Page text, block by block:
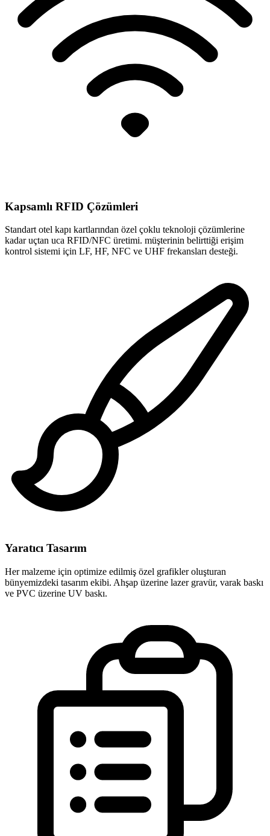
Kapsamlı RFID Çözümleri
Standart otel kapı kartlarından özel çoklu teknoloji çözümlerine
kadar uçtan uca RFID/NFC üretimi. müşterinin belirttiği erişim
kontrol sistemi için LF, HF, NFC ve UHF frekansları desteği.
Yaratıcı Tasarım
Her malzeme için optimize edilmiş özel grafikler oluşturan
bünyemizdeki tasarım ekibi. Ahşap üzerine lazer gravür, varak baskı
ve PVC üzerine UV baskı.